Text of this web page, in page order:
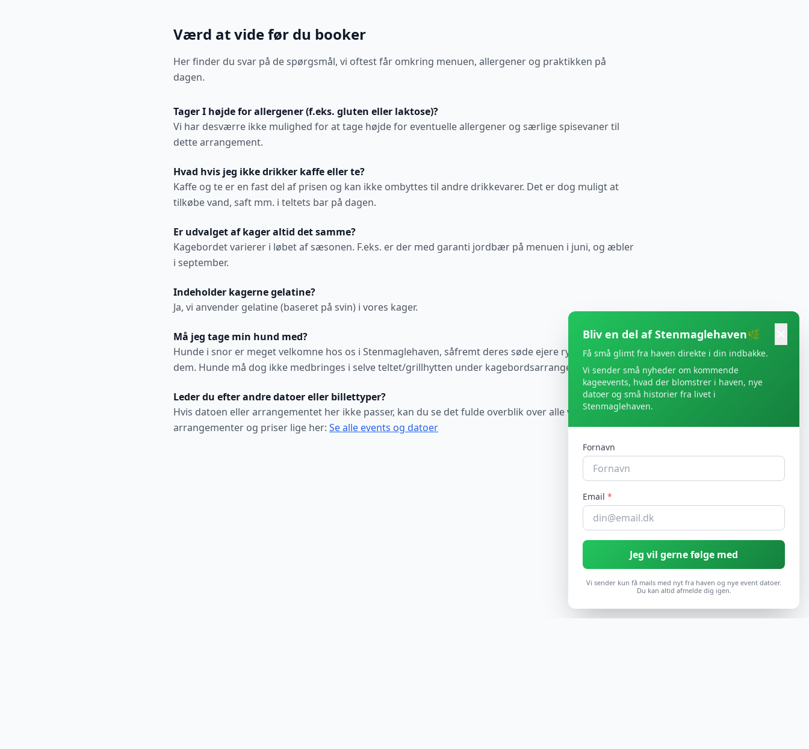
Værd at vide før du booker
Her finder du svar på de spørgsmål, vi oftest får omkring menuen, allergener og praktikken på
dagen.
Tager I højde for allergener (f.eks. gluten eller laktose)?
Vi har desværre ikke mulighed for at tage højde for eventuelle allergener og særlige spisevaner til
dette arrangement.
Hvad hvis jeg ikke drikker kaffe eller te?
Kaffe og te er en fast del af prisen og kan ikke ombyttes til andre drikkevarer. Det er dog muligt at
tilkøbe vand, saft mm. i teltets bar på dagen.
Er udvalget af kager altid det samme?
Kagebordet varierer i løbet af sæsonen. F.eks. er der med garanti jordbær på menuen i juni, og æbler
i september.
Indeholder kagerne gelatine?
Ja, vi anvender gelatine (baseret på svin) i vores kager.
Må jeg tage min hund med?
Hunde i snor er meget velkomne hos os i Stenmaglehaven, såfremt deres søde ejere rydder op efter
dem. Hunde må dog ikke medbringes i selve teltet/grillhytten under kagebordsarrangementer.
Leder du efter andre datoer eller billettyper?
Hvis datoen eller arrangementet her ikke passer, kan du se det fulde overblik over alle vores
arrangementer og priser lige her: Se alle events og datoer
Bliv en del af Stenmaglehaven🌿
Få små glimt fra haven direkte i din indbakke.
Vi sender små nyheder om kommende
kageevents, hvad der blomstrer i haven, nye
datoer og små historier fra livet i
Stenmaglehaven.
Fornavn
Email *
Jeg vil gerne følge med
Vi sender kun få mails med nyt fra haven og nye event datoer.
Du kan altid afmelde dig igen.